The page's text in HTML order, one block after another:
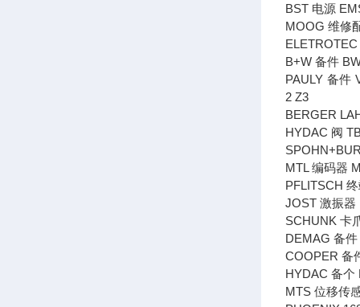
BST 电源
MOOG 维修
B+W 备件
PAULY 备件
2 Z3
BERGER
HYDAC 阀
MTL 编码器
PFLITSCH
JOST 激振器
SCHUNK 卡
DEMAG 备件
COOPER 备
HYDAC 备个
MTS 位移传